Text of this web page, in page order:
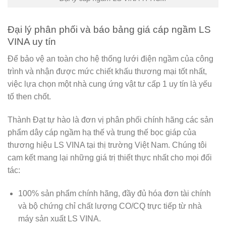
Đại lý phân phối và báo bảng giá cáp ngầm LS
VINA uy tín
Để bảo vệ an toàn cho hệ thống lưới điện ngầm của công
trình và nhận được mức chiết khấu thương mại tốt nhất,
việc lựa chọn một nhà cung ứng vật tư cấp 1 uy tín là yếu
tố then chốt.
Thành Đạttự hào là đơn vị phân phối chính hãng các sản
phẩm dây cáp ngầm hạ thế và trung thế bọc giáp của
thương hiệu LS VINA tại thị trường Việt Nam. Chúng tôi
cam kết mang lại những giá trị thiết thực nhất cho mọi đối
tác:
100% sản phẩm chính hãng, đầy đủ hóa đơn tài chính
và bộ chứng chỉ chất lượng CO/CQ trực tiếp từ nhà
máy sản xuất LS VINA.